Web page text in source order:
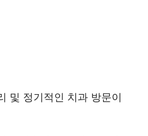
및 정기적인 치과 방문이